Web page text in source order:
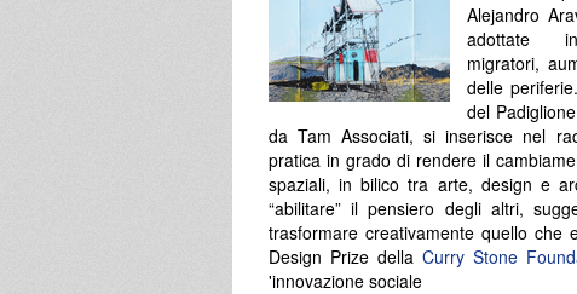
Alejandro
adottate
migratori,
delle
del
da Tam Associati, si inserisce nel
pratica in grado di rendere il
spaziali, in bilico tra arte, design e
“abilitare” il pensiero degli altri,
trasformare creativamente quello che
Design Prize della Curry Stone
'innovazione sociale